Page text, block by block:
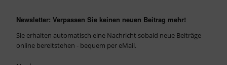
Newsletter: Verpassen Sie keinen neuen Beitrag mehr!
Sie erhalten automatisch eine Nachricht sobald neue Beiträge
online bereitstehen - bequem per eMail.